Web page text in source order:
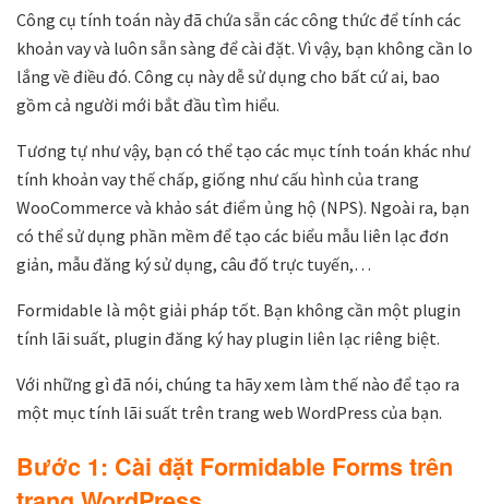
Công cụ tính toán này đã chứa sẵn các công thức để tính các
khoản vay và luôn sẵn sàng để cài đặt. Vì vậy, bạn không cần lo
lắng về điều đó. Công cụ này dễ sử dụng cho bất cứ ai, bao
gồm cả người mới bắt đầu tìm hiểu.
Tương tự như vậy, bạn có thể tạo các mục tính toán khác như
tính khoản vay thế chấp, giống như cấu hình của trang
WooCommerce và khảo sát điểm ủng hộ (NPS). Ngoài ra, bạn
có thể sử dụng phần mềm để tạo các biểu mẫu liên lạc đơn
giản, mẫu đăng ký sử dụng, câu đố trực tuyến,…
Formidable là một giải pháp tốt. Bạn không cần một plugin
tính lãi suất, plugin đăng ký hay plugin liên lạc riêng biệt.
Với những gì đã nói, chúng ta hãy xem làm thế nào để tạo ra
một mục tính lãi suất trên trang web WordPress của bạn.
Bước 1: Cài đặt Formidable Forms trên